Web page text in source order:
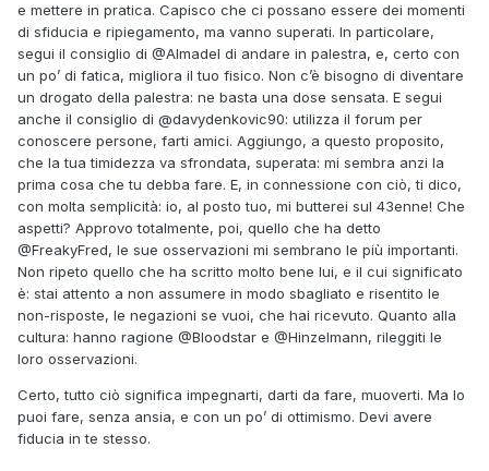
e mettere in pratica. Capisco che ci possano essere dei momenti
di sfiducia e ripiegamento, ma vanno superati. In particolare,
segui il consiglio di @Almadel di andare in palestra, e, certo con
un po’ di fatica, migliora il tuo fisico. Non c’è bisogno di diventare
un drogato della palestra: ne basta una dose sensata. E segui
anche il consiglio di @davydenkovic90: utilizza il forum per
conoscere persone, farti amici. Aggiungo, a questo proposito,
che la tua timidezza va sfrondata, superata: mi sembra anzi la
prima cosa che tu debba fare. E, in connessione con ciò, ti dico,
con molta semplicità: io, al posto tuo, mi butterei sul 43enne! Che
aspetti? Approvo totalmente, poi, quello che ha detto
@FreakyFred, le sue osservazioni mi sembrano le più importanti.
Non ripeto quello che ha scritto molto bene lui, e il cui significato
è: stai attento a non assumere in modo sbagliato e risentito le
non-risposte, le negazioni se vuoi, che hai ricevuto. Quanto alla
cultura: hanno ragione @Bloodstar e @Hinzelmann, rileggiti le
loro osservazioni.
Certo, tutto ciò significa impegnarti, darti da fare, muoverti. Ma lo
puoi fare, senza ansia, e con un po’ di ottimismo. Devi avere
fiducia in te stesso.